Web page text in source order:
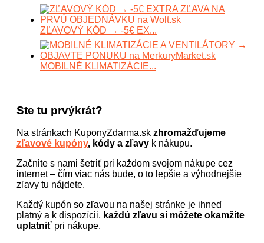
ZĽAVOVÝ KÓD → -5€ EX...
MOBILNÉ KLIMATIZÁCIE...
Ste tu prvýkrát?
Na stránkach KuponyZdarma.sk zhromažďujeme
zľavové kupóny, kódy a zľavy k nákupu.
Začnite s nami šetriť pri každom svojom nákupe cez
internet – čím viac nás bude, o to lepšie a výhodnejšie
zľavy tu nájdete.
Každý kupón so zľavou na našej stránke je ihneď
platný a k dispozícii, každú zľavu si môžete okamžite
uplatniť pri nákupe.